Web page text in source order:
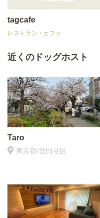
tagcafe
レストラン・カフェ
近くのドッグホスト
Taro
東京都/世田谷区